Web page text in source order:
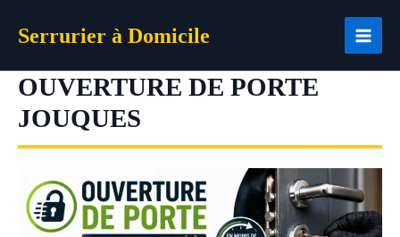
Serrurier à Domicile
OUVERTURE DE PORTE
JOUQUES